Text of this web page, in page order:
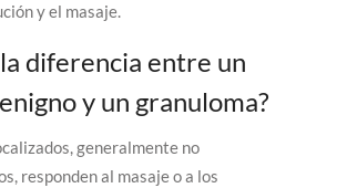
y el masaje.
la diferencia entre un
y un granuloma?
generalmente no
responden al masaje o a los